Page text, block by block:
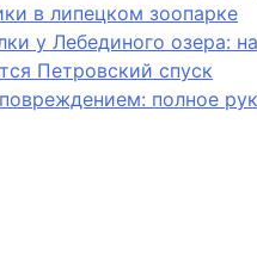
в липецком зоопарке
у Лебединого озера:
Петровский спуск
полное